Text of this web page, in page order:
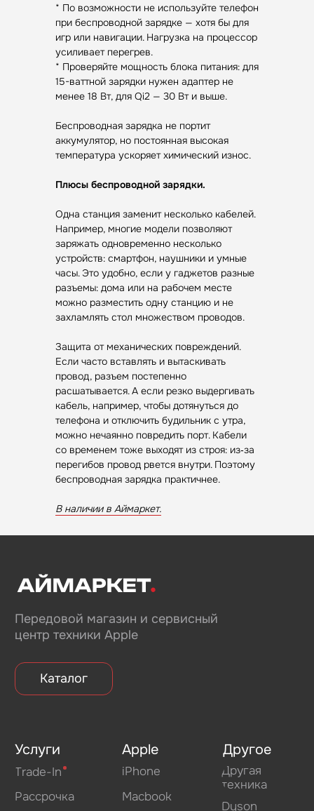
* По возможности не используйте телефон
при беспроводной зарядке — хотя бы для
игр или навигации. Нагрузка на процессор
усиливает перегрев.
* Проверяйте мощность блока питания: для
15-ваттной зарядки нужен адаптер не
менее 18 Вт, для Qi2 — 30 Вт и выше.
Беспроводная зарядка не портит
аккумулятор, но постоянная высокая
температура ускоряет химический износ.
Плюсы беспроводной зарядки.
Одна станция заменит несколько кабелей.
Например, многие модели позволяют
заряжать одновременно несколько
устройств: смартфон, наушники и умные
часы. Это удобно, если у гаджетов разные
разъемы: дома или на рабочем месте
можно разместить одну станцию и не
захламлять стол множеством проводов.
Защита от механических повреждений.
Если часто вставлять и вытаскивать
провод, разъем постепенно
расшатывается. А если резко выдергивать
кабель, например, чтобы дотянуться до
телефона и отключить будильник с утра,
можно нечаянно повредить порт. Кабели
со временем тоже выходят из строя: из‑за
перегибов провод рвется внутри. Поэтому
беспроводная зарядка практичнее.
В наличии в Аймаркет.
Передовой магазин и сервисный
центр техники Apple
г. Оренбург, ул. 8 марта д. 49
Согласие на обработку персональных данных
Политика конфиденциальности
Apple Другое
г. Оренбург, пр. Дзержинского д. 23
ТРЦ «Север» 2 вход, 1 этаж
г. Оренбург, пр. Гагарина 48/3
ТК «Три Мартышки»
г. Оренбург, Нежинское ш. 2А
г. Оренбург, ул. Новая д. 4
ТЦ «Гулливер»
г. Оренбург, проезд Северный д. 26
Камеры
Колонки
Для дома
техника
Консоли
Macbook
Watch
iPad
AirPods
Аксессуары